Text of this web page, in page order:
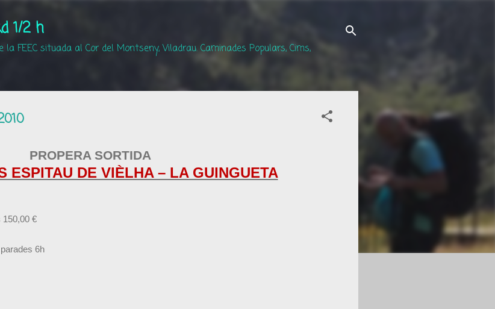
1/2 h
FEEC situada al Cor del Montseny, Viladrau. Caminades Populars, Cims,
PROPERA SORTIDA
ESPITAU DE VIÈLHA – LA GUINGUETA
€
6h